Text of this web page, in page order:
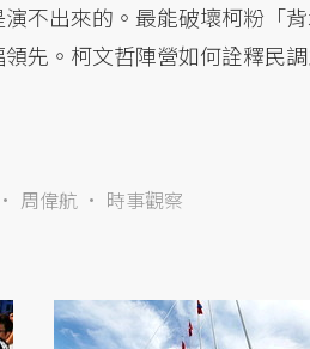
不出來的。最能破壞柯粉「
先。柯文哲陣營如何詮釋民
周偉航 時事觀察